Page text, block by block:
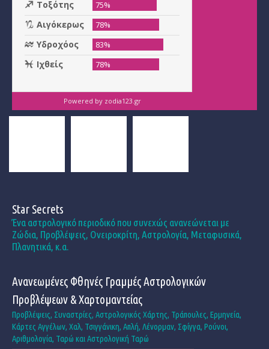
Powered by zodia123.gr
Star Secrets
Ένα αστρολογικό περιοδικό που συνεχώς ανανεώνεται με
Ζώδια, Προβλέψεις, Ονειροκρίτη, Αστρολογία, Μεταφυσικά,
Πλανητικά, κ.α.
Ανανεωμένες Φθηνές Γραμμές Αστρολογικών
Προβλέψεων & Χαρτομαντείας
Προβλέψεις, Συναστρίες, Αστρολογικός Χάρτης, Τράπουλες, Ερμηνεία,
Κάρτες Αγγέλων, Χαλ, Τσιγγάνικη, Απλή, Λένορμαν, Σφίγγα, Ρούνοι,
Αριθμολογία, Ταρώ και Αστρολογική Ταρώ